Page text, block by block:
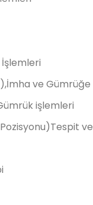
İşlemleri
ve
işlemleri